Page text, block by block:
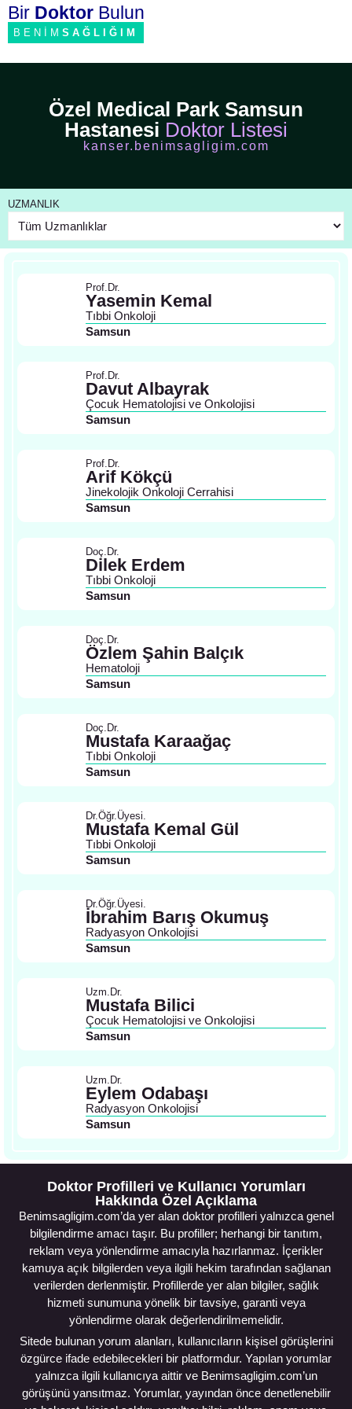
Bir Doktor Bulun
BENİM SAĞLIĞIM
Özel Medical Park Samsun
Hastanesi Doktor Listesi
kanser.benimsagligim.com
UZMANLIK
Prof.Dr.
Yasemin Kemal
Tıbbi Onkoloji
Samsun
Prof.Dr.
Davut Albayrak
Çocuk Hematolojisi ve Onkolojisi
Samsun
Prof.Dr.
Arif Kökçü
Jinekolojik Onkoloji Cerrahisi
Samsun
Doç.Dr.
Dilek Erdem
Tıbbi Onkoloji
Samsun
Doç.Dr.
Özlem Şahin Balçık
Hematoloji
Samsun
Doç.Dr.
Mustafa Karaağaç
Tıbbi Onkoloji
Samsun
Dr.Öğr.Üyesi.
Mustafa Kemal Gül
Tıbbi Onkoloji
Samsun
Dr.Öğr.Üyesi.
İbrahim Barış Okumuş
Radyasyon Onkolojisi
Samsun
Uzm.Dr.
Mustafa Bilici
Çocuk Hematolojisi ve Onkolojisi
Samsun
Uzm.Dr.
Eylem Odabaşı
Radyasyon Onkolojisi
Samsun
Doktor Profilleri ve Kullanıcı Yorumları
Hakkında Özel Açıklama
Benimsagligim.com’da yer alan doktor profilleri yalnızca genel
bilgilendirme amacı taşır. Bu profiller; herhangi bir tanıtım,
reklam veya yönlendirme amacıyla hazırlanmaz. İçerikler
kamuya açık bilgilerden veya ilgili hekim tarafından sağlanan
verilerden derlenmiştir. Profillerde yer alan bilgiler, sağlık
hizmeti sunumuna yönelik bir tavsiye, garanti veya
yönlendirme olarak değerlendirilmemelidir.
Sitede bulunan yorum alanları, kullanıcıların kişisel görüşlerini
özgürce ifade edebilecekleri bir platformdur. Yapılan yorumlar
yalnızca ilgili kullanıcıya aittir ve Benimsagligim.com’un
görüşünü yansıtmaz. Yorumlar, yayından önce denetlenebilir